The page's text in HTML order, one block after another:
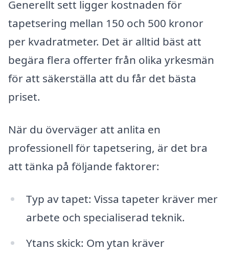
Generellt sett ligger kostnaden för
tapetsering mellan 150 och 500 kronor
per kvadratmeter. Det är alltid bäst att
begära flera offerter från olika yrkesmän
för att säkerställa att du får det bästa
priset.
När du överväger att anlita en
professionell för tapetsering, är det bra
att tänka på följande faktorer:
Typ av tapet: Vissa tapeter kräver mer
arbete och specialiserad teknik.
Ytans skick: Om ytan kräver